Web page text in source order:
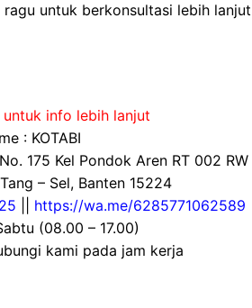
untuk berkonsultasi lebih lanjut
info lebih lanjut
: KOTABI
175 Kel Pondok Aren RT 002 RW
– Sel, Banten 15224
https://wa.me/6285771062589
(08.00 – 17.00)
kami pada jam kerja